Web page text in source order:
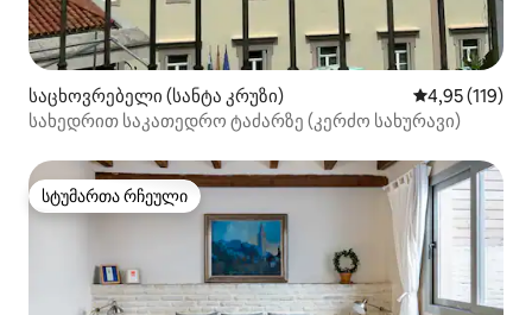
საცხოვრებელი (სანტა კრუზი) საშუალო
4,95 (119)
სახედრით საკათედრო ტაძარზე (კერძო სახურავი)
სტუმართა რჩეული
სტუმართა რჩეული